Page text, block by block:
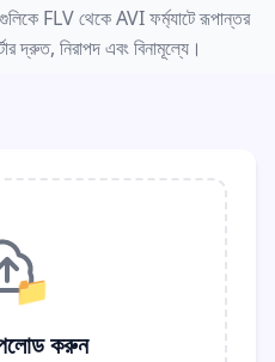
FLV থেকে AVI ফর্ম্যাটে রূপান্তর
দ্রুত, নিরাপদ এবং বিনামূল্যে।
📁
করুন